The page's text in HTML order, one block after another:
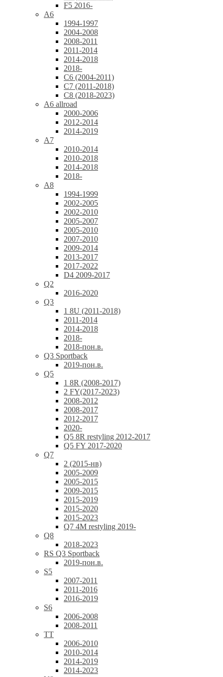
F5 2016-
A6
1994-1997
2004-2008
2008-2011
2011-2014
2014-2018
2018-
C6 (2004-2011)
C7 (2011-2018)
C8 (2018-2023)
A6 allroad
2000-2006
2012-2014
2014-2019
A7
2010-2014
2010-2018
2014-2018
2018-
A8
1994-1999
2002-2005
2002-2010
2005-2007
2005-2010
2007-2010
2009-2014
2013-2017
2017-2022
D4 2009-2017
Q2
2016-2020
Q3
1 8U (2011-2018)
2011-2014
2014-2018
2018-
2018-пон.в.
Q3 Sportback
2019-пон.в.
Q5
1 8R (2008-2017)
2 FY(2017-2023)
2008-2012
2008-2017
2012-2017
2020-
Q5 8R restyling 2012-2017
Q5 FY 2017-2020
Q7
2 (2015-нв)
2005-2009
2005-2015
2009-2015
2015-2019
2015-2020
2015-2023
Q7 4M restyling 2019-
Q8
2018-2023
RS Q3 Sportback
2019-пон.в.
S5
2007-2011
2011-2016
2016-2019
S6
2006-2008
2008-2011
TT
2006-2010
2010-2014
2014-2019
2014-2023